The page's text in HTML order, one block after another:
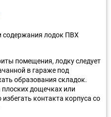
содержания лодок ПВХ
помещения, лодку следует
в гараже под
образования складок.
дощечках или
контакта корпуса со